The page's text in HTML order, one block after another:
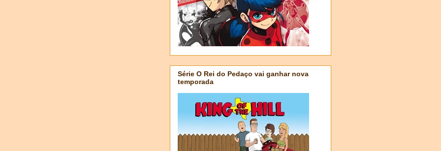
Série O Rei do Pedaço vai ganhar nova
temporada